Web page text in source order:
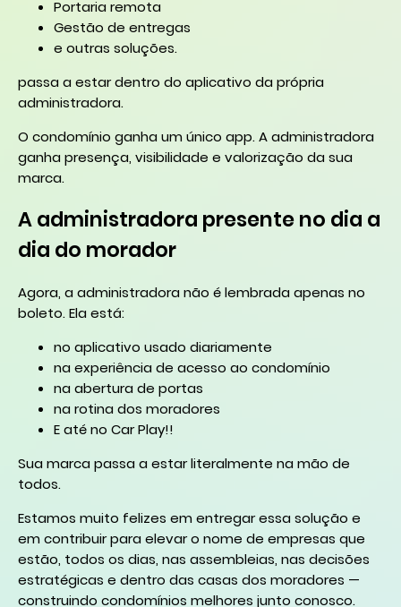
Portaria remota
Gestão de entregas
e outras soluções.
passa a estar dentro do aplicativo da própria
administradora.
O condomínio ganha um único app. A administradora
ganha presença, visibilidade e valorização da sua
marca.
A administradora presente no dia a
dia do morador
Agora, a administradora não é lembrada apenas no
boleto. Ela está:
no aplicativo usado diariamente
na experiência de acesso ao condomínio
na abertura de portas
na rotina dos moradores
E até no Car Play!!
Sua marca passa a estar literalmente na mão de
todos.
Estamos muito felizes em entregar essa solução e
em contribuir para elevar o nome de empresas que
estão, todos os dias, nas assembleias, nas decisões
estratégicas e dentro das casas dos moradores —
construindo condomínios melhores junto conosco.